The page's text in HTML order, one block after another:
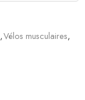
,Vélos musculaires,